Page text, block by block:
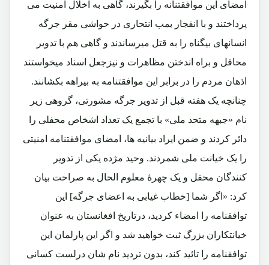
امضای این موافقتنانه را بگیرند، گاهی به اخلال امنیت می
پرداختند و با انفجار بمب انتحاری در حواشی مقر جرگه
انسانهای بیگناه را به قتل میرساندند و گاهی هم با تدویر
محافل و براه اندختن مظاهرات و نیزجعل اسناد میخواستند
اذهان مردم را در برابر این موافقتنامه به بیراهه بکشانند.
چنانچه یک هفته قبل از تدویر جرگه مشورتی، گروهی زیر
نام «جبهه متحد ملی» با تجمع یک تعداد اشخاص محفلی را
دائر کردند و ضمن ایراد بیانیه ها، امضای موافقتنامه امنیتی
را یک خیانت ملی شمردند. وحید مژده یکی از تدویر
کنندگان محفل و یک چهرۀ معلوم الحال به صراحت بیان
کرد: «اگر شما [خطاب غیابی به اعضای جرگه] این
توافقنامه را امضاء کردید، درتاریخ افغانستان به عنوان
خیانتکاران بزرگ ثبت خواهید شد و اگر این پارلمان این
توافقنامه را تائید کند، بدون تردید نام شان درلست کسانی